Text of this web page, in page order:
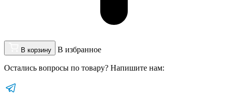
В корзину В избранное
Остались вопросы по товару? Напишите нам: